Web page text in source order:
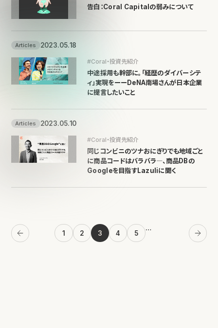
告白：Coral Capitalの弱みについて
Articles 2023.05.18
#Coral・投資先紹介
中途採用も幹部に。「経歴のダイバーシテ
ィ」実現をーーDeNA南場さんが日本企業
に提言したいこと
Articles 2023.05.10
#Coral・投資先紹介
同じコンビニのツナおにぎりでも地域ごと
に商品コードはバラバラ―、商品DBの
Googleを目指すLazuliに聞く
Previous
1 2 3 4 5
…
Next